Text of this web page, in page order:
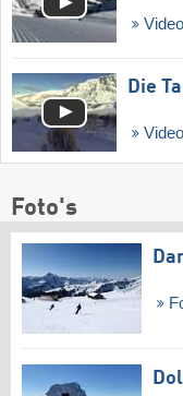
Die
Foto's